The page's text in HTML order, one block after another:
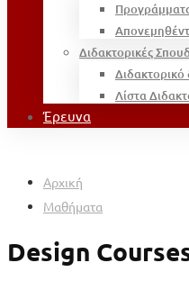
Διδακτορικές
Λίστα
Έρευνα
Αρχική
Μαθήματα
Design